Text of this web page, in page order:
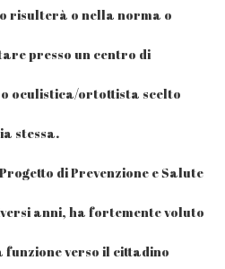
risulterà o nella norma o
presso un centro di
oculistica/ortottista scelto
stessa.
di Prevenzione e Salute
anni, ha fortemente voluto
verso il cittadino